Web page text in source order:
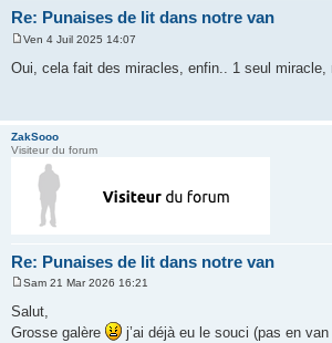
Re: Punaises de lit dans notre van
s
Ven 4 Juil 2025 14:07
Oui, cela fait des miracles, enfin.. 1 seul miracle,
ZakSooo
Visiteur du forum
Re: Punaises de lit dans notre van
e
s
s
Sam 21 Mar 2026 16:21
Salut,
Grosse galère
j’ai déjà eu le souci (pas en